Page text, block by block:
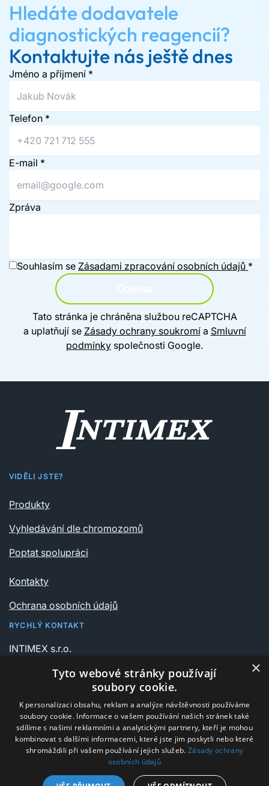
Hledáte dodavatele
diagnostických reagencií?
Kontaktujte nás ještě dnes
Jméno a přijmení *
Telefon *
E-mail *
Zpráva
Souhlasím se Zásadami zpracování osobních údajů *
Tato stránka je chráněna službou reCAPTCHA
a uplatňují se Zásady ochrany soukromía Smluvní
podmínky společnosti Google.
VIDĚLI JSTE?
Produkty
Vyhledávání dle chromozomů
Poptat spolupráci
Kontakty
Ochrana osobních údajů
RYCHLÝ KONTAKT
INTIMEX s.r.o.
735 06 Karviná – Nové Město
+420 596 311 612
intimex@post.cz
IČ 25908375
×
Tyto webové stránky používají
soubory cookie.
K personalizaci obsahu, reklam a analýze návštěvnosti používáme
soubory cookie. Informace o vašem používání našich stránek také
sdílíme s našimi reklamními a analytickými partnery, kteří je mohou
kombinovat s dalšími informacemi, které jste jim poskytli nebo které
shromáždili při vašem používání jejich služeb. Zásady ochrany
osobních údajů